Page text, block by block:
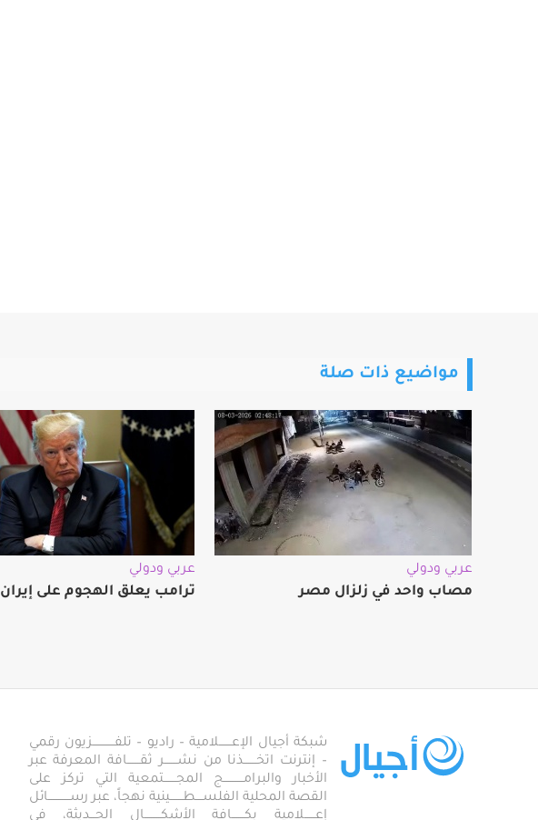
مواضيع ذات صلة
عربي ودولي
مصاب واحد في زلزال مصر
عربي ودولي
ترامب يعلق الهجوم على إيران
شبكة أجيال الإعـــــــلامية – راديو – تلفــــــــــــزيون رقمي
– إنترنت اتخـــــــذنا من نشـــــــر ثقـــــــافة المعرفة عبر
الأخبار والبرامـــــــــــج المجـــــــتمعية التي تركز على
القصة المحلية الفلســــطـــــــينية نهجاً، عبر رســــــــــــائل
إعــــــلامية بكـــــــافة الأشكـــــــــال الحـــديثة، في